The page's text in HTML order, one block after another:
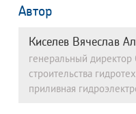
Автор
Киселев Вячеслав
генеральный
строительства
приливная